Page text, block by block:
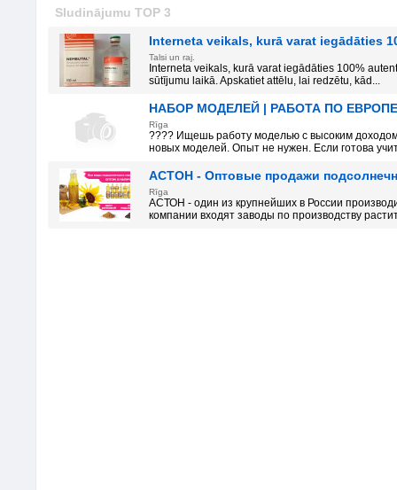
Sludinājumu TOP 3
Interneta veikals, kurā varat iegādāties
Talsi un raj.
Interneta veikals, kurā varat iegādāties 100%
sūtījumu laikā. Apskatiet attēlu, lai redzētu, kād...
НАБОР МОДЕЛЕЙ | РАБОТА ПО ЕВРОПЕ
Rīga
???? Ищешь работу моделью с высоким
новых моделей. Опыт не нужен. Если готова
АСТОН - Оптовые продажи
Rīga
АСТОН - один из крупнейших в России
компании входят заводы по производству